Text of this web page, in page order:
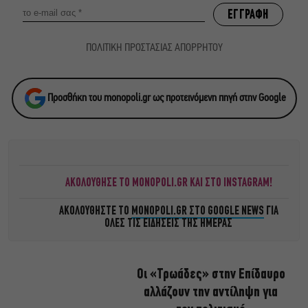
ΠΟΛΙΤΙΚΗ ΠΡΟΣΤΑΣΙΑΣ ΑΠΟΡΡΗΤΟΥ
Προσθήκη του monopoli.gr ως προτεινόμενη πηγή στην Google
ΑΚΟΛΟΥΘΗΣΕ ΤΟ MONOPOLI.GR ΚΑΙ ΣΤΟ INSTAGRAM!
ΑΚΟΛΟΥΘΗΣΤΕ ΤΟ MONOPOLI.GR ΣΤΟ GOOGLE NEWS ΓΙΑ
ΟΛΕΣ ΤΙΣ ΕΙΔΗΣΕΙΣ ΤΗΣ ΗΜΕΡΑΣ
Οι «Τρωάδες» στην Επίδαυρο
αλλάζουν την αντίληψη για